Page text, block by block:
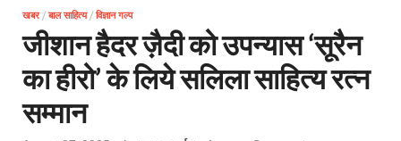
खबर/ बाल साहित्य/ विज्ञान गल्प
जीशान हैदर ज़ैदी को उपन्यास ‘सूरैन
का हीरो’ के लिये सलिला साहित्य रत्न
सम्मान